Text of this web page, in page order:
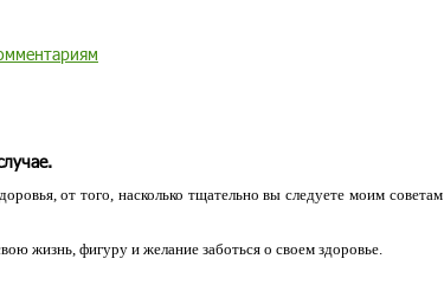
от того, насколько тщательно вы следуете моим советам
жизнь, фигуру и желание заботься о своем здоровье.